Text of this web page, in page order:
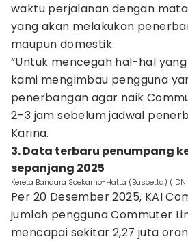
waktu perjalanan dengan
yang akan melakukan
maupun domestik.
“Untuk mencegah hal-hal
kami mengimbau pengguna
penerbangan agar naik
2–3 jam sebelum jadwal
Karina.
3. Data terbaru penumpang
sepanjang 2025
Kereta Bandara Soekarno-Hatta (Basoetta)
Per 20 Desember 2025, KAI
jumlah pengguna Commuter
mencapai sekitar 2,27 juta